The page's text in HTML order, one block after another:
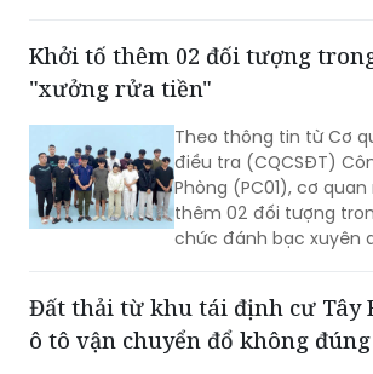
Khởi tố thêm 02 đối tượng
"xưởng rửa tiền"
Theo thông tin từ Cơ
điều tra (CQCSĐT)
Phòng (PC01), cơ
thêm 02 đối tượng
chức đánh bạc xuyên
đối tượng Hoàng Xuân
trú tại phường Châu
Đất thải từ khu tái định cư Tây
ô tô vận chuyển đổ không